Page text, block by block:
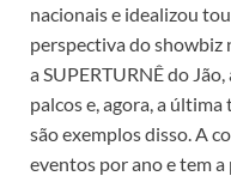
nacionais e idealizou
perspectiva do showbiz
a SUPERTURNÊ do
palcos e, agora, a
são exemplos disso. A
eventos por ano e tem